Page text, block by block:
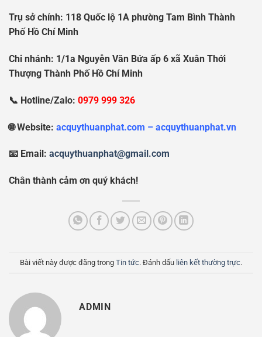
Trụ sởchính: 118 Quốc l ộ 1A phường Tam Bình Thành
Phố Hồ Chí Minh
Chi nhánh: 1/1a Nguyễn Văn Bứa ấp 6 xã Xuân Thới
Thượng Thành PhốHồ Chí Minh
📞 Hotline/Zalo: 0979 999 326
🌐 Website: acquythuanphat.com – acquythuanphat.vn
📧 Email: acquythuanphat@gmail.com
Chân thành cảm ơn quý khách!
Bài viết này được đăng trong Tin tức. Đánh dấu liên kết thường trực.
ADMIN